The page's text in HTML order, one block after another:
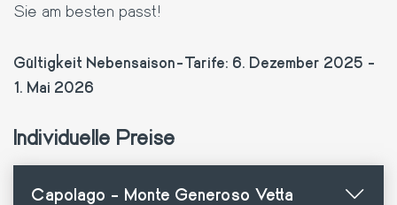
Sie am besten passt!
Gültigkeit Nebensaison-Tarife: 6. Dezember 2025 -
1. Mai 2026
Individuelle Preise
Capolago - Monte Generoso Vetta